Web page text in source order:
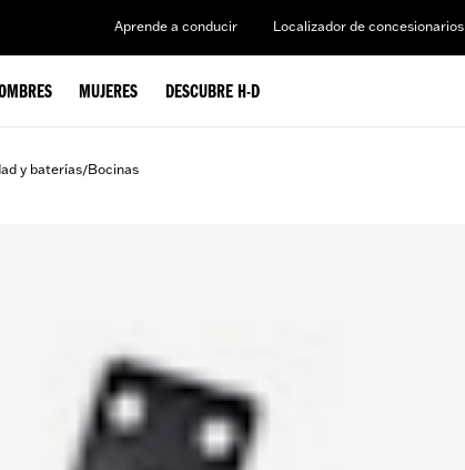
Aprende a conducir Localizador de concesionarios
MUJERES DESCUBRE H-D
y baterías/Bocinas